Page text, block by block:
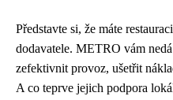
Představte si, že máte
dodavatele. METRO vám
zefektivnit provoz, ušetřit
A co teprve jejich podpora